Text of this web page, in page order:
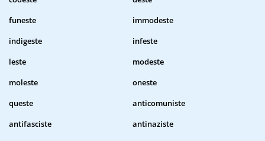
funeste
immodeste
indigeste
infeste
leste
modeste
moleste
oneste
queste
anticomuniste
antifasciste
antinaziste